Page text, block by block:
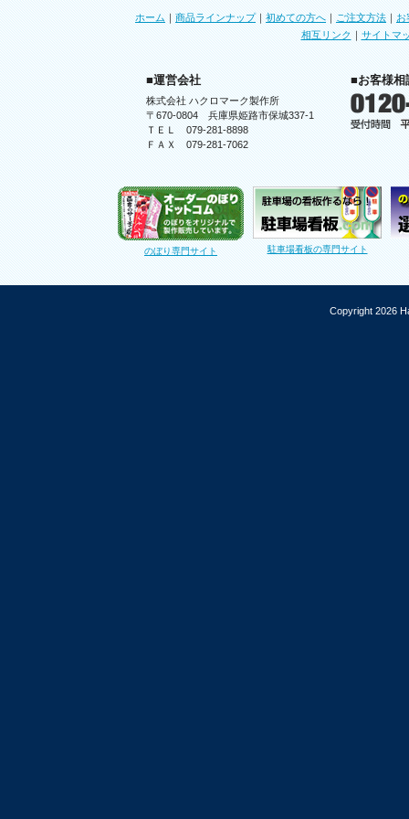
ホーム ｜ 商品ラインナップ｜ 初めての方へ ｜ ご注文方法 ｜ お
相互リンク ｜ サイトマ
■運営会社
株式会社 ハクロマーク製作所
〒670-0804 兵庫県姫路市保城337-1
ＴＥＬ 079-281-8898
ＦＡＸ 079-281-7062
■お客様相
のぼり専門サイト 駐車場看板の専門サイト
Copyright 2026